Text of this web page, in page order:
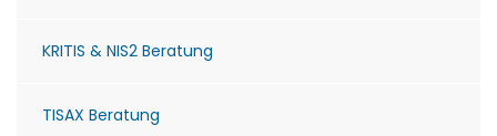
KRITIS & NIS2 Beratung
TISAX Beratung